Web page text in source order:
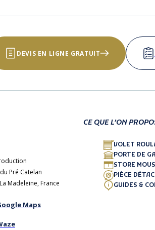
DEVIS EN LIGNE GRATUIT
Pré Catelan
Madeleine, France
Maps
CE QUE L’ON
VOLET
PORTE DE
STORE
PIÈCE
GUIDES &